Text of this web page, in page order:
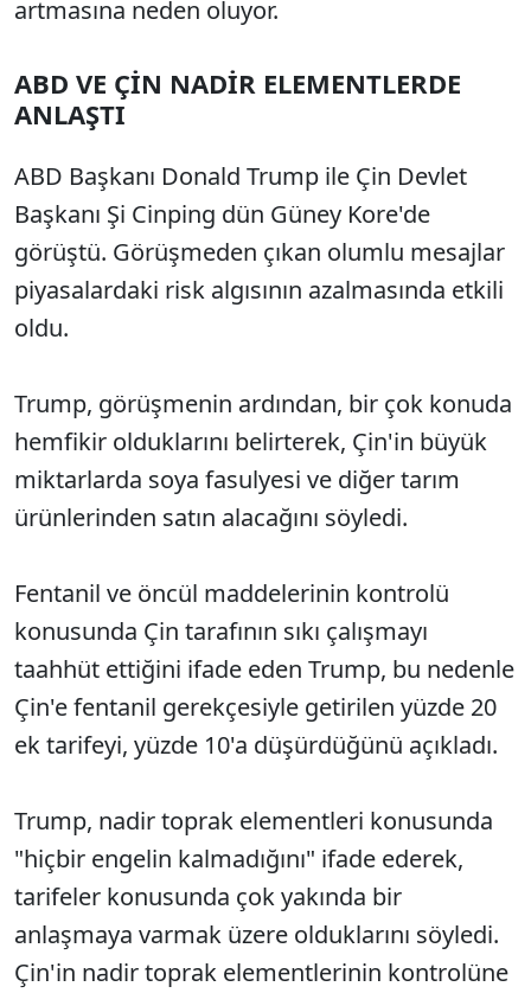
artmasına neden oluyor.
ABD VE ÇİN NADİR ELEMENTLERDE
ANLAŞTI
ABD Başkanı Donald Trump ile Çin Devlet
Başkanı Şi Cinping dün Güney Kore'de
görüştü. Görüşmeden çıkan olumlu mesajlar
piyasalardaki risk algısının azalmasında etkili
oldu.
Trump, görüşmenin ardından, bir çok konuda
hemfikir olduklarını belirterek, Çin'in büyük
miktarlarda soya fasulyesi ve diğer tarım
ürünlerinden satın alacağını söyledi.
Fentanil ve öncül maddelerinin kontrolü
konusunda Çin tarafının sıkı çalışmayı
taahhüt ettiğini ifade eden Trump, bu nedenle
Çin'e fentanil gerekçesiyle getirilen yüzde 20
ek tarifeyi, yüzde 10'a düşürdüğünü açıkladı.
Trump, nadir toprak elementleri konusunda
"hiçbir engelin kalmadığını" ifade ederek,
tarifeler konusunda çok yakında bir
anlaşmaya varmak üzere olduklarını söyledi.
Çin'in nadir toprak elementlerinin kontrolüne